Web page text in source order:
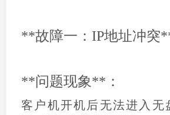
**故障一：IP地址冲突
**问题现象**：
客户机开机后无法进入无